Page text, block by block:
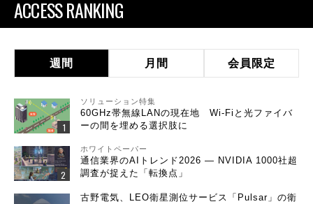
ACCESS RANKING
週間 月間 会員限定
ソリューション特集
60GHz帯無線LANの現在地 Wi-Fiと光ファイバ
ーの間を埋める選択肢に
ホワイトペーパー
通信業界のAIトレンド2026 ― NVIDIA 1000社超
調査が捉えた「転換点」
古野電気、LEO衛星測位サービス「Pulsar」の衛